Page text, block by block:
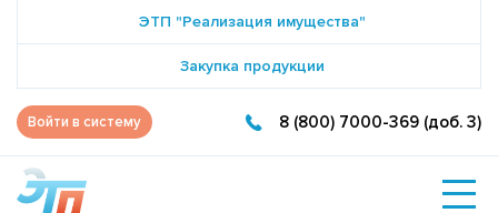
ЭТП "Реализация имущества"
Закупка продукции
Войти в систему 8 (800) 7000-369 (доб. 3)